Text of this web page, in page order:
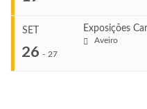
VENUE
Set 12, 2026
VENUE
Set 19, 2026
SET
26 - 27
Exposições
Aveiro